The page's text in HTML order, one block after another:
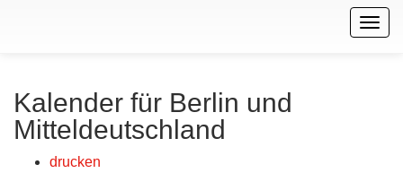
Kalender für Berlin und
Mitteldeutschland
drucken